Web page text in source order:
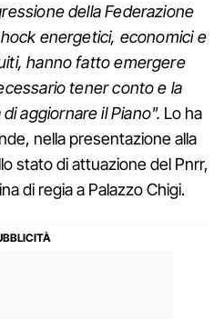
della Federazione
energetici, economici e
hanno fatto emergere
tener conto e la
aggiornare il Piano". Lo ha
nella presentazione alla
stato di attuazione del Pnrr,
di regia a Palazzo Chigi.